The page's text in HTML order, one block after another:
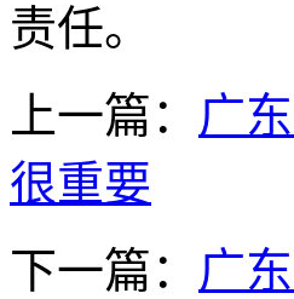
责任。
上一篇： 广
很重要
下一篇： 广